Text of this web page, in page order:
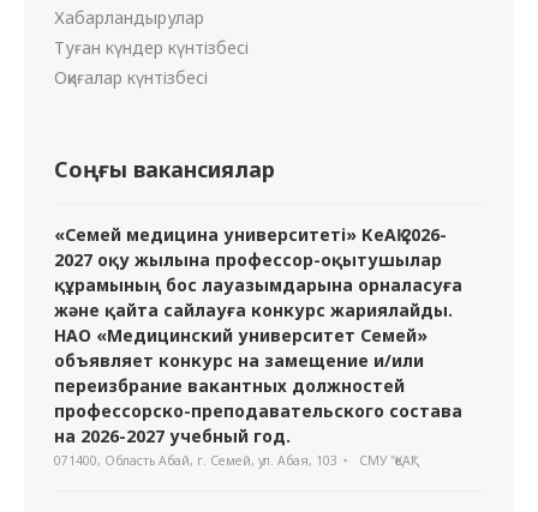
Хабарландырулар
Туған күндер күнтізбесі
Оқиғалар күнтізбесі
Соңғы вакансиялар
«Семей медицина университеті» КеАҚ 2026-
2027 оқу жылына профессор-оқытушылар
құрамының бос лауазымдарына орналасуға
және қайта сайлауға конкурс жариялайды.
НАО «Медицинский университет Семей»
объявляет конкурс на замещение и/или
переизбрание вакантных должностей
профессорско-преподавательского состава
на 2026-2027 учебный год.
071400, Область Абай, г. Семей, ул. Абая, 103 СМУ "ҚеАҚ"